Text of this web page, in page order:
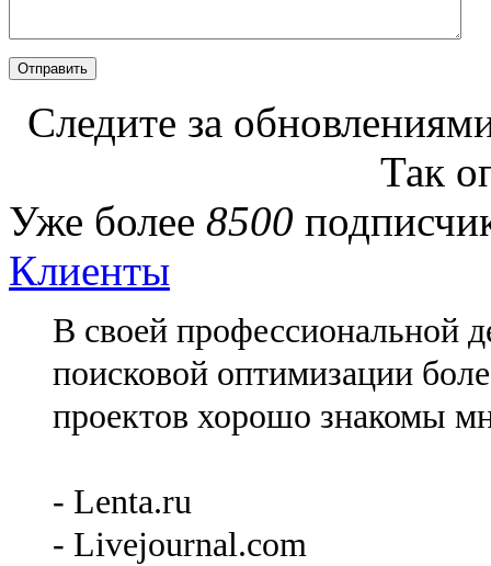
Следите за
Так
Уже более 8500
Клиенты
В своей профессиональной
поисковой оптимизации
проектов хорошо знакомы
- Lenta.ru
- Livejournal.com